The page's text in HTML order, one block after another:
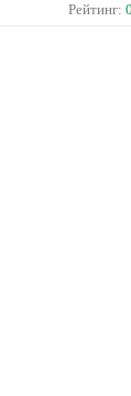
Рейтинг: 0